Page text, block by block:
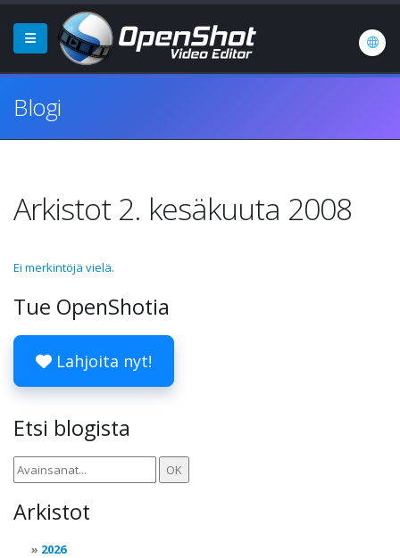
Blogi
Arkistot 2. kesäkuuta 2008
Ei merkintöjä vielä.
Tue OpenShotia
Lahjoita nyt!
Etsi blogista
Arkistot
2026